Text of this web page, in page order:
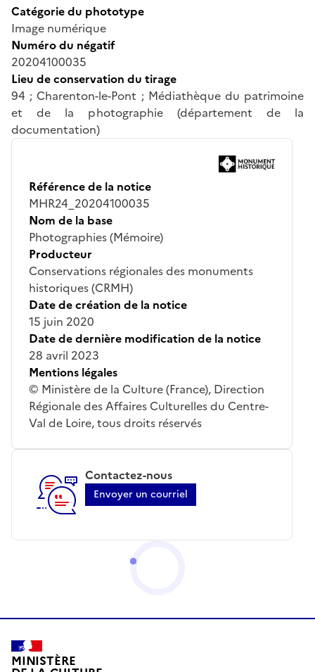
Catégorie du phototype
Image numérique
Numéro du négatif
20204100035
Lieu de conservation du tirage
94 ; Charenton-le-Pont ; Médiathèque du patrimoine
et de la photographie (département de la
documentation)
Référence de la notice
MHR24_20204100035
Nom de la base
Photographies (Mémoire)
Producteur
Conservations régionales des monuments
historiques (CRMH)
Date de création de la notice
15 juin 2020
Date de dernière modification de la notice
28 avril 2023
Mentions légales
© Ministère de la Culture (France), Direction
Régionale des Affaires Culturelles du Centre-
Val de Loire, tous droits réservés
Contactez-nous
Envoyer un courriel
MINISTÈRE